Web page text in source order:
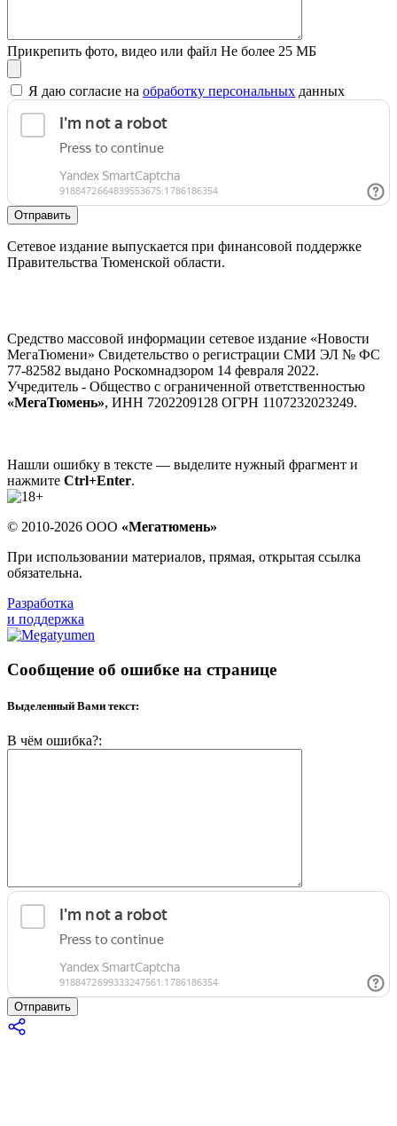
Прикрепить фото, видео или файл Не более 25 МБ
Я даю согласие на обработку персональных данных
Отправить
Сетевое издание выпускается при финансовой поддержке
Правительства Тюменской области.
Средство массовой информации сетевое издание «Новости
МегаТюмени» Свидетельство о регистрации СМИ ЭЛ № ФС
77-82582 выдано Роскомнадзором 14 февраля 2022.
Учредитель - Общество с ограниченной ответственностью
«МегаТюмень», ИНН 7202209128 ОГРН 1107232023249.
Нашли ошибку в тексте — выделите нужный фрагмент и
нажмите Ctrl+Enter.
© 2010-2026 ООО «Мегатюмень»
При использовании материалов, прямая, открытая ссылка
обязательна.
Разработка
и поддержка
Сообщение об ошибке на странице
Выделенный Вами текст:
В чём ошибка?:
Отправить